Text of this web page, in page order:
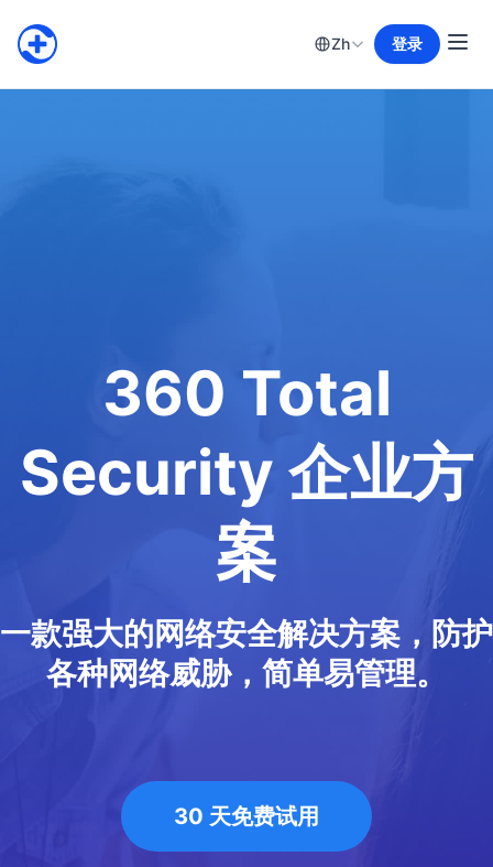
Zh 登录
360 Total
Security 企业方
案
一款强大的网络安全解决方案，防护
各种网络威胁，简单易管理。
30 天免费试用